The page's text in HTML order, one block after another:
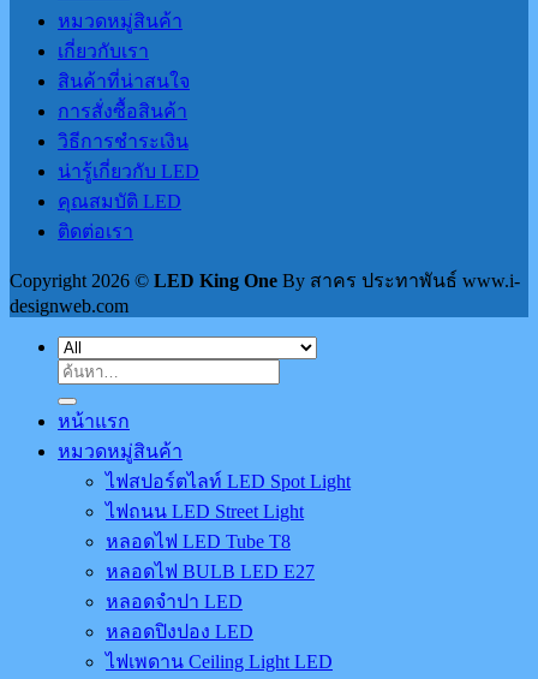
หมวดหมู่สินค้า
เกี่ยวกับเรา
สินค้าที่น่าสนใจ
การสั่งซื้อสินค้า
วิธีการชำระเงิน
น่ารู้เกี่ยวกับ LED
คุณสมบัติ LED
ติดต่อเรา
Copyright 2026 © LED King One By สาคร ประทาพันธ์ www.i-
designweb.com
ค้นหา:
หน้าแรก
หมวดหมู่สินค้า
ไฟสปอร์ตไลท์ LED Spot Light
ไฟถนน LED Street Light
หลอดไฟ LED Tube T8
หลอดไฟ BULB LED E27
หลอดจำปา LED
หลอดปิงปอง LED
ไฟเพดาน Ceiling Light LED